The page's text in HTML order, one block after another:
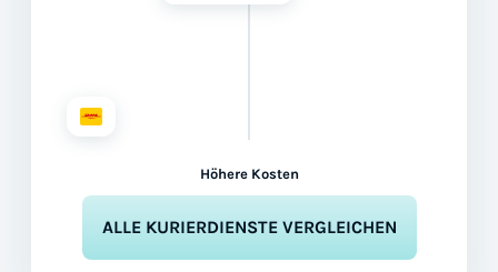
Höhere Kosten
ALLE KURIERDIENSTE VERGLEICHEN